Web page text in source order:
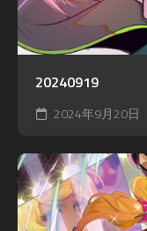
20240919
2024年9月20日